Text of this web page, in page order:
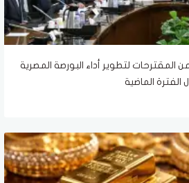
المقترحات لتطوير أداء البورصة المصرية
الماضية